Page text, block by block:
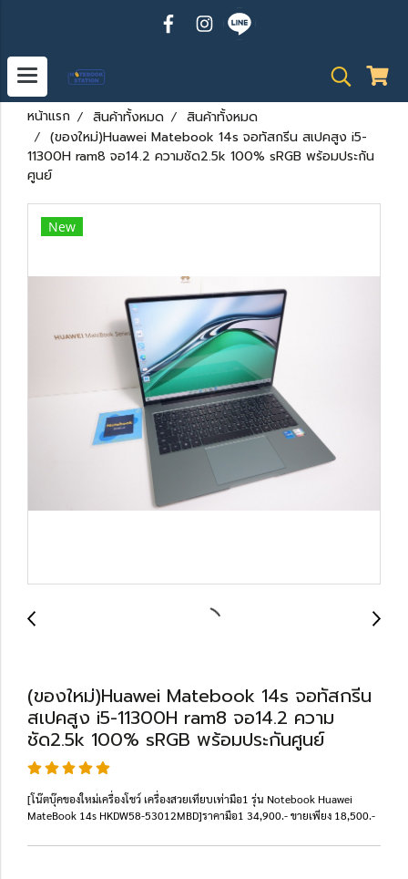
หน้าแรก สินค้าทั้งหมด
สินค้าทั้งหมด
(ของใหม่)Huawei Matebook 14s จอทัสกรีน สเปคสูง i5-
11300H ram8 จอ14.2 ความชัด2.5k 100% sRGB พร้อมประกัน
ศูนย์
New
(ของใหม่)Huawei Matebook 14s จอทัสกรีน
สเปคสูง i5-11300H ram8 จอ14.2 ความ
ชัด2.5k 100% sRGB พร้อมประกันศูนย์
[โน๊ตบุ๊คของใหม่เครื่องโชว์ เครื่องสวยเทียบเท่ามือ1 รุ่น Notebook Huawei
MateBook 14s HKDW58-53012MBD]ราคามือ1 34,900.- ขายเพียง 18,500.-